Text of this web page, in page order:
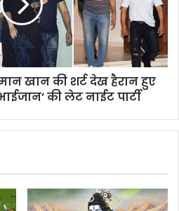
खान की शर्ट देख हैरान हुए
की लेट नाईट पार्टी